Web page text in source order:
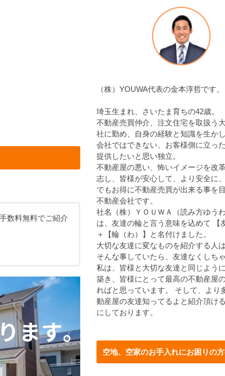
数料無料でご紹介
（株）YOUWA代表の金本淳哲です。
埼玉生まれ、さいたま育ちの42歳。
不動産売買仲介、注文住宅を取扱う
社に勤め、自身の経験と知識を生か
会社ではできない、お客様側に立っ
提供したいと思い独立。
不動産屋の悪い、怖いイメージを改
志し、皆様が安心して、より安全に
でもお得に不動産売買が出来る事を
不動産会社です。
社名（株）ＹＯＵＷＡ（読み方ゆう
は、友達の輪と言う意味を込めて 【
＋【輪（わ）】と名付けました。
大切な友達に変なものを紹介する人
そんな事していたら、友達なくしちゃ
私は、皆様と大切な友達と同じよう
築き、皆様にとって最高の不動産屋
ればと思っています。 そして、より
動産屋の友達知ってるよと紹介頂け
にしております。
空地、空家のお手入れにお困りの方